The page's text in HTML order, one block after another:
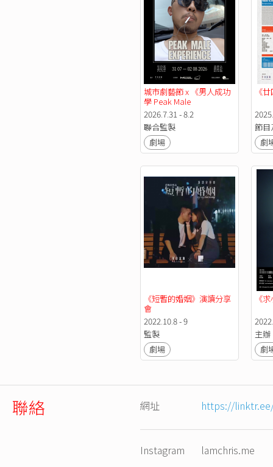
城市劇藝節 x 《男人成功
學 Peak Male
Experience》
2026.7.31 - 8.2
聯合監製
劇場
《
節目
劇
《短暫的婚姻》演讀分享
會
2022.10.8 - 9
監製
劇場
《
主
劇
聯絡 網址 https://
Instagram lamchris.me